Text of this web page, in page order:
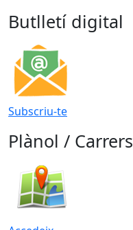
Butlletí digital
Subscriu-te
Plànol / Carrers